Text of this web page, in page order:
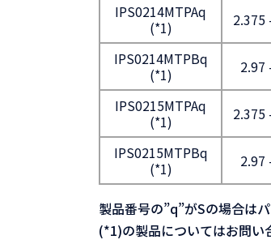
IPS0214MTPAq
(*1)
2.375
IPS0214MTPBq
(*1)
2.97
IPS0215MTPAq
(*1)
2.375
IPS0215MTPBq
(*1)
2.97
製品番号の”q”がSの場合は
(*1)の製品についてはお問い